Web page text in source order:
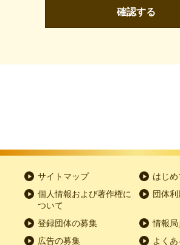
確認する
サイトマップ
はじ
個人情報および著作権に
ついて
団体
登録団体の募集
情報
広告の募集
よく